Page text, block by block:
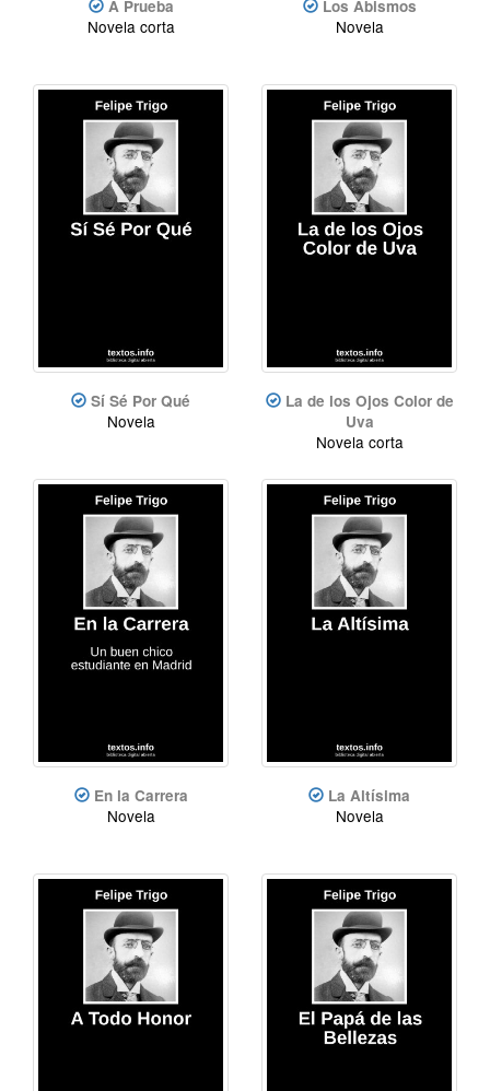
A Prueba
Novela corta
Los Abismos
Novela
Sí Sé Por Qué
Novela
La de los Ojos Color de
Uva
Novela corta
En la Carrera
Novela
La Altísima
Novela